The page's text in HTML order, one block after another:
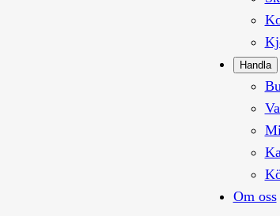
Handla
Om oss